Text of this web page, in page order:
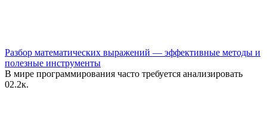
Разбор математических выражений — эффективные методы и
полезные инструменты
В мире программирования часто требуется анализировать
02.2к.